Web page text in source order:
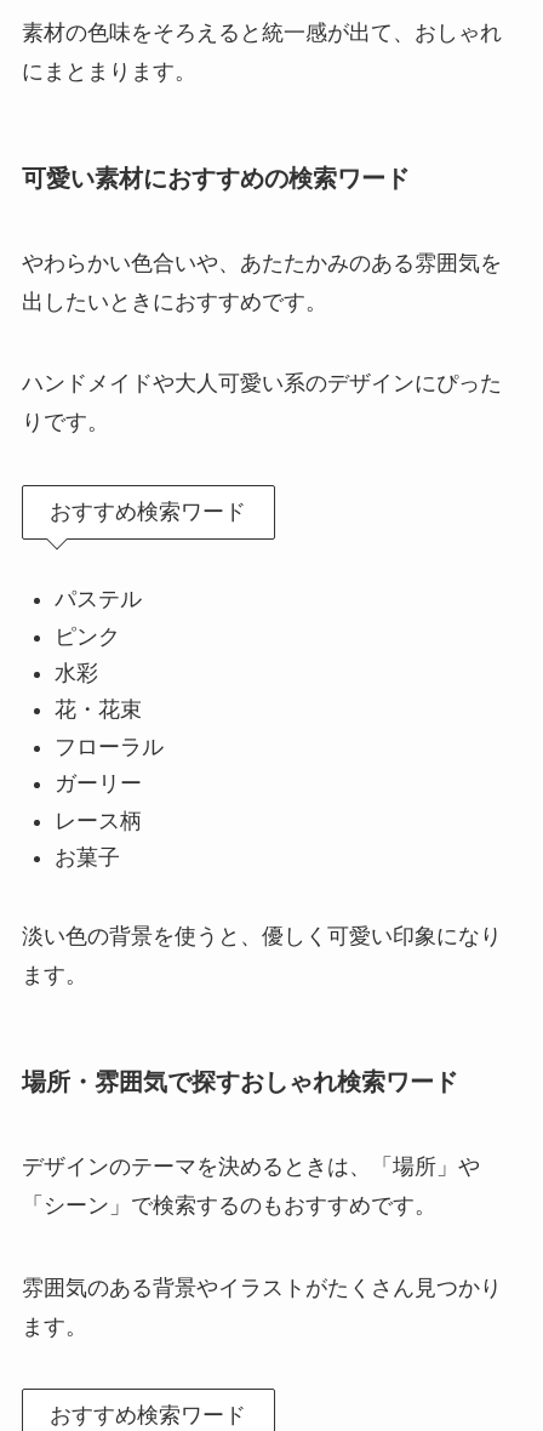
素材の色味をそろえると統一感が出て、おしゃれ
にまとまります。
可愛い素材におすすめの検索ワード
やわらかい色合いや、あたたかみのある雰囲気を
出したいときにおすすめです。
ハンドメイドや大人可愛い系のデザインにぴった
りです。
おすすめ検索ワード
パステル
ピンク
水彩
花・花束
フローラル
ガーリー
レース柄
お菓子
淡い色の背景を使うと、優しく可愛い印象になり
ます。
場所・雰囲気で探すおしゃれ検索ワード
デザインのテーマを決めるときは、「場所」や
「シーン」で検索するのもおすすめです。
雰囲気のある背景やイラストがたくさん見つかり
ます。
おすすめ検索ワード